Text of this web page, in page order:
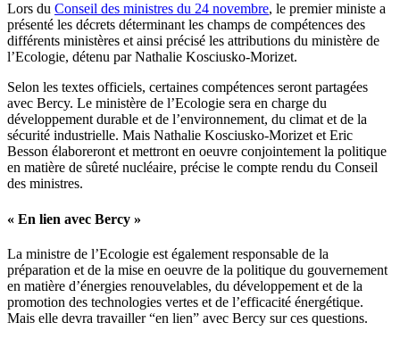
Lors du Conseil des ministres du 24 novembre, le premier ministe a
présenté les décrets déterminant les champs de compétences des
différents ministères et ainsi précisé les attributions du ministère de
l’Ecologie, détenu par Nathalie Kosciusko-Morizet.
Selon les textes officiels, certaines compétences seront partagées
avec Bercy. Le ministère de l’Ecologie sera en charge du
développement durable et de l’environnement, du climat et de la
sécurité industrielle. Mais Nathalie Kosciusko-Morizet et Eric
Besson élaboreront et mettront en oeuvre conjointement la politique
en matière de sûreté nucléaire, précise le compte rendu du Conseil
des ministres.
« En lien avec Bercy »
La ministre de l’Ecologie est également responsable de la
préparation et de la mise en oeuvre de la politique du gouvernement
en matière d’énergies renouvelables, du développement et de la
promotion des technologies vertes et de l’efficacité énergétique.
Mais elle devra travailler “en lien” avec Bercy sur ces questions.